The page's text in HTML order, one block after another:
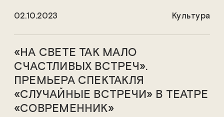
02.10.2023 Культура
«НА СВЕТЕ ТАК МАЛО
СЧАСТЛИВЫХ ВСТРЕЧ».
ПРЕМЬЕРА СПЕКТАКЛЯ
«СЛУЧАЙНЫЕ ВСТРЕЧИ» В ТЕАТРЕ
«СОВРЕМЕННИК»